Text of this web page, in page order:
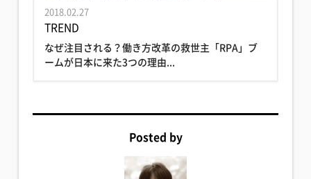
2018.02.27
TREND
なぜ注目される？働き方改革の救世主「RPA」ブ
ームが日本に来た3つの理由...
Posted by